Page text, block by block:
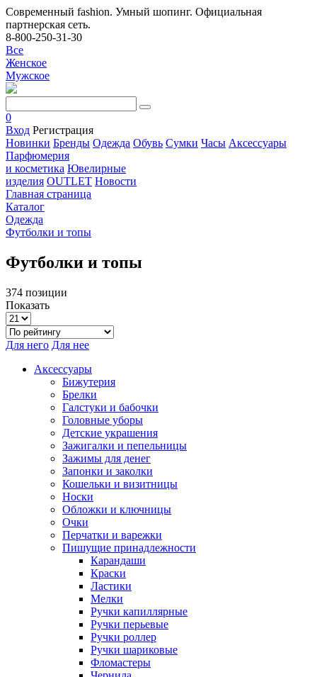
Современный fashion. Умный шопинг. Официальная
партнерская сеть.
8-800-250-31-30
Все
Женское
Мужское
0
Вход Регистрация
Новинки Бренды Одежда Обувь Сумки Часы Аксессуары
Парфюмерия
и косметика Ювелирные
изделия OUTLET Новости
Главная страница
Каталог
Одежда
Футболки и топы
Футболки и топы
374 позиции
Показать
Для него Для нее
Аксессуары
Бижутерия
Брелки
Галстуки и бабочки
Головные уборы
Детские украшения
Зажигалки и пепельницы
Зажимы для денег
Запонки и заколки
Кошельки и визитницы
Носки
Обложки и ключницы
Очки
Перчатки и варежки
Пишущие принадлежности
Карандаши
Краски
Ластики
Мелки
Ручки капиллярные
Ручки перьевые
Ручки роллер
Ручки шариковые
Фломастеры